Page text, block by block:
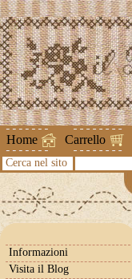
Home Carrello
Cerca nel sito
Informazioni
Visita il Blog